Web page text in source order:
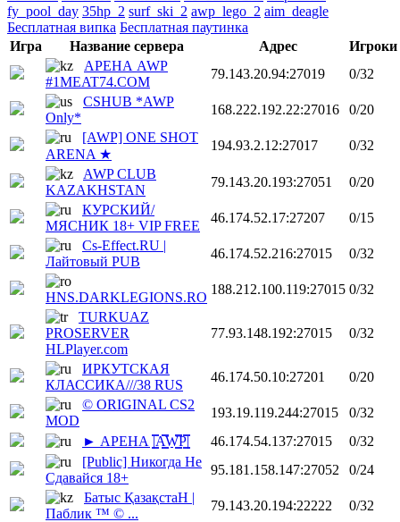
fy_pool_day 35hp_2 surf_ski_2 awp_lego_2 aim_deagle
Бесплатная випка Бесплатная паутинка
Игра
Название сервера Адрес
Игроки
АРЕНА AWP
#1MEAT74.COM
79.143.20.94:27019
0/32
CSHUB *AWP
Only*
168.222.192.22:27016
0/20
[AWP] ONE SHOT
ARENA ★
194.93.2.12:27017
0/32
AWP CLUB
KAZAKHSTAN
79.143.20.193:27051
0/20
КУРСКИЙ/
МЯСНИК 18+ VIP FREE
46.174.52.17:27207
0/15
Cs-Effect.RU |
Лайтовый PUB
46.174.52.216:27015 0/32
HNS.DARKLEGIONS.RO
188.212.100.119:27015 0/32
TURKUAZ
PROSERVER
HLPlayer.com
77.93.148.192:27015 0/32
ИРКУТСКАЯ
КЛАССИКA///38 RUS
46.174.50.10:27201
0/20
© ORIGINAL CS2
MOD
193.19.119.244:27015
0/32
► АРЕНА |͇̿A͇̿W͇̿P͇̿|
46.174.54.137:27015
0/32
[Public] Никогда Не
Сдавайся 18+
95.181.158.147:27052
0/24
Батыс ҚазақстаН |
Паблик ™ © ...
79.143.20.194:22222 0/32